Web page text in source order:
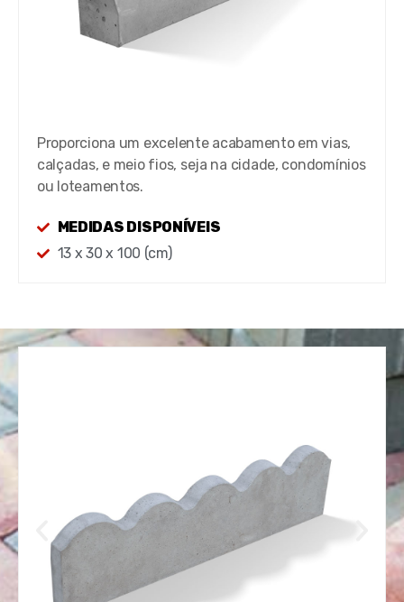
Proporciona um excelente acabamento em vias,
calçadas, e meio fios, seja na cidade, condomínios
ou loteamentos.
MEDIDAS DISPONÍVEIS
13 x 30 x 100 (cm)